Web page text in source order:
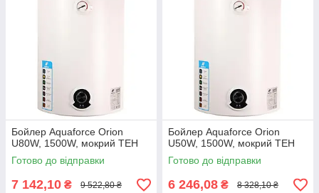
Бойлер Aquaforce Orion
U80W, 1500W, мокрий ТЕН
Готово до відправки
7 142,10 ₴ 9 522,80 ₴
Бойлер Aquaforce Orion
U50W, 1500W, мокрий ТЕН
Готово до відправки
6 246,08 ₴ 8 328,10 ₴